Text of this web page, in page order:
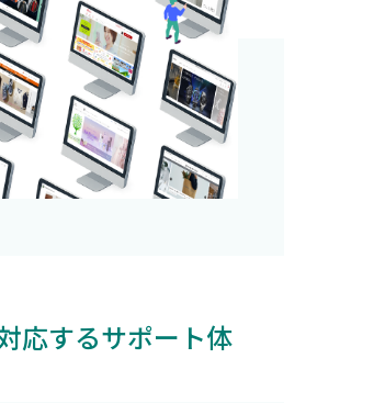
応するサポート体